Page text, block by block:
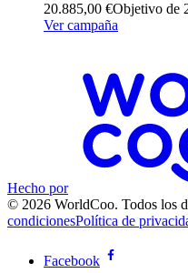
20.885,00 €Objetivo de
Ver campaña
Hecho por
© 2026 WorldCoo. Todos los
condicionesPolítica de
Facebook